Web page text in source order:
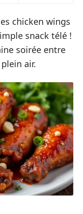
chicken wings
snack télé !
soirée entre
air.